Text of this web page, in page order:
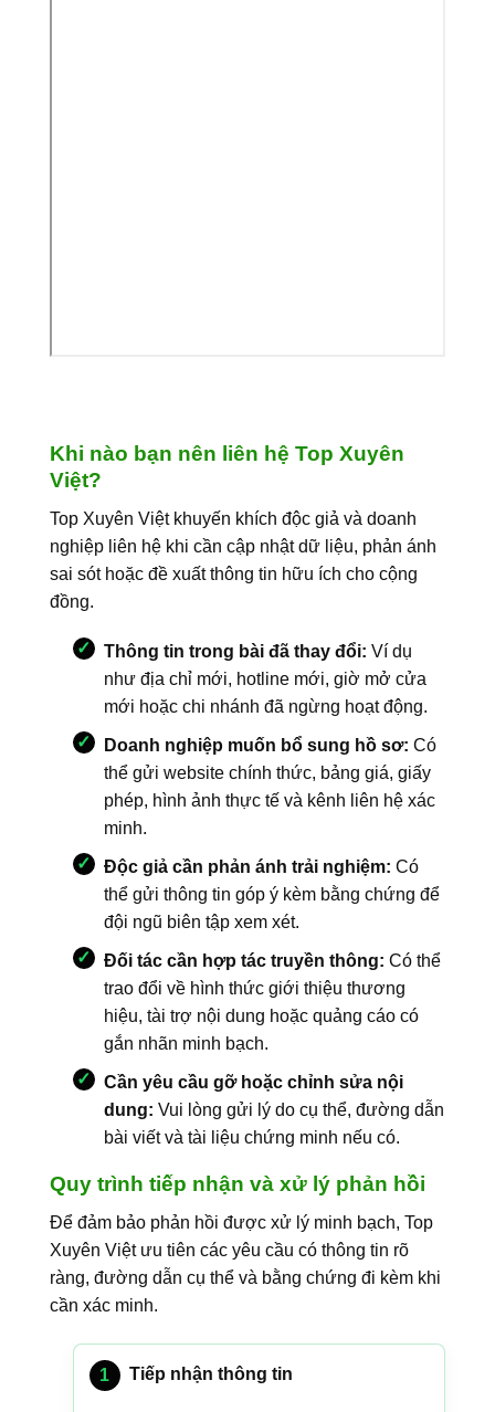
Khi nào bạn nên liên hệ Top Xuyên
Việt?
Top Xuyên Việt khuyến khích độc giả và doanh
nghiệp liên hệ khi cần cập nhật dữ liệu, phản ánh
sai sót hoặc đề xuất thông tin hữu ích cho cộng
đồng.
Thông tin trong bài đã thay đổi: Ví dụ
như địa chỉ mới, hotline mới, giờ mở cửa
mới hoặc chi nhánh đã ngừng hoạt động.
Doanh nghiệp muốn bổ sung hồ sơ: Có
thể gửi website chính thức, bảng giá, giấy
phép, hình ảnh thực tế và kênh liên hệ xác
minh.
Độc giả cần phản ánh trải nghiệm: Có
thể gửi thông tin góp ý kèm bằng chứng để
đội ngũ biên tập xem xét.
Đối tác cần hợp tác truyền thông: Có thể
trao đổi về hình thức giới thiệu thương
hiệu, tài trợ nội dung hoặc quảng cáo có
gắn nhãn minh bạch.
Cần yêu cầu gỡ hoặc chỉnh sửa nội
dung: Vui lòng gửi lý do cụ thể, đường dẫn
bài viết và tài liệu chứng minh nếu có.
Quy trình tiếp nhận và xử lý phản hồi
Để đảm bảo phản hồi được xử lý minh bạch, Top
Xuyên Việt ưu tiên các yêu cầu có thông tin rõ
ràng, đường dẫn cụ thể và bằng chứng đi kèm khi
cần xác minh.
Tiếp nhận thông tin